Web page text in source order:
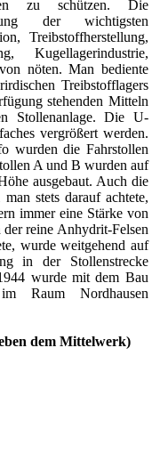
zu schützen. Die
der wichtigsten
Treibstoffherstellung,
Kugellagerindustrie,
nöten. Man bediente
Treibstofflagers
stehenden Mitteln
Stollenanlage. Die U-
vergrößert werden.
wurden die Fahrstollen
A und B wurden auf
ausgebaut. Auch die
stets darauf achtete,
immer eine Stärke von
der reine Anhydrit-Felsen
wurde weitgehend auf
in der Stollenstrecke
wurde mit dem Bau
Raum Nordhausen
dem Mittelwerk)